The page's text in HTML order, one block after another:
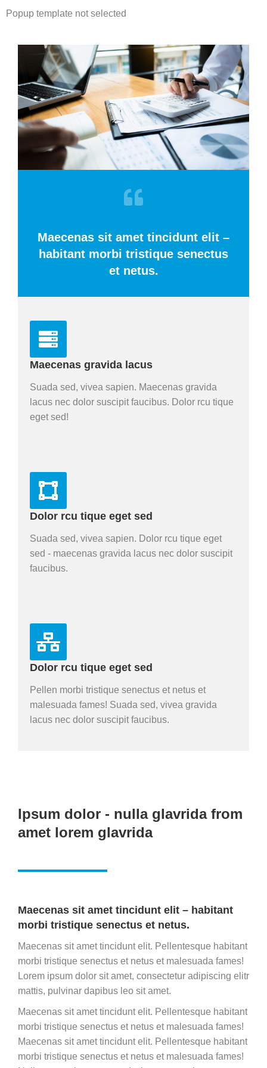
Popup template not selected
Maecenas sit amet tincidunt elit –
habitant morbi tristique senectus
et netus.
Maecenas gravida lacus
Suada sed, vivea sapien. Maecenas gravida
lacus nec dolor suscipit faucibus. Dolor rcu tique
eget sed!
Dolor rcu tique eget sed
Suada sed, vivea sapien. Dolor rcu tique eget
sed - maecenas gravida lacus nec dolor suscipit
faucibus.
Dolor rcu tique eget sed
Pellen morbi tristique senectus et netus et
malesuada fames! Suada sed, vivea gravida
lacus nec dolor suscipit faucibus.
Ipsum dolor - nulla glavrida from
amet lorem glavrida
Maecenas sit amet tincidunt elit – habitant
morbi tristique senectus et netus.
Maecenas sit amet tincidunt elit. Pellentesque habitant
morbi tristique senectus et netus et malesuada fames!
Lorem ipsum dolor sit amet, consectetur adipiscing elitr
mattis, pulvinar dapibus leo sit amet.
Maecenas sit amet tincidunt elit. Pellentesque habitant
morbi tristique senectus et netus et malesuada fames!
Maecenas sit amet tincidunt elit. Pellentesque habitant
morbi tristique senectus et netus et malesuada fames!